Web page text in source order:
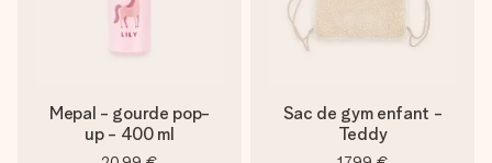
Mepal - gourde pop-
up - 400 ml
Sac de gym enfant -
Teddy